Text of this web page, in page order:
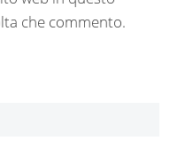
che commento.